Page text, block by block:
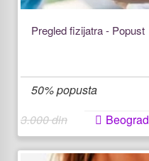
Pregled fizijatra - Popust
50% popusta
3.000 din Beograd